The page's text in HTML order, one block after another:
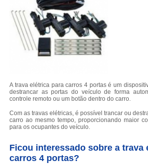
A trava elétrica para carros 4 portas é um
destrancar as portas do veículo de forma
controle remoto ou um botão dentro do carro.
Com as travas elétricas, é possível trancar ou
carro ao mesmo tempo, proporcionando maior
para os ocupantes do veículo.
Ficou interessado sobre a trava
carros 4 portas?